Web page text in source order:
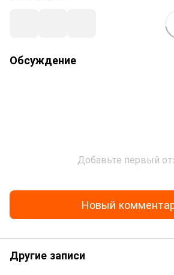
Обсуждение
Добавьте первый
Новый
Другие записи